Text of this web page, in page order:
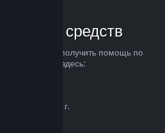
возврат средств
средств и получить помощь по
в Steam здесь:
апреля 2024 г.